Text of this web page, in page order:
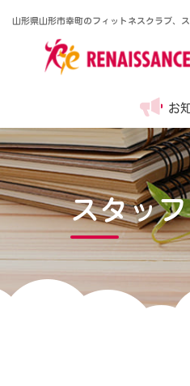
山形県山形市幸町のフィットネスクラブ、
お
スタッ